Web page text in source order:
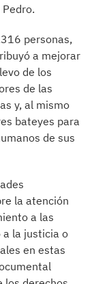
personas,
a mejorar
de los
de las
y, al mismo
bateyes para
de sus
la atención
a las
a la justicia o
en estas